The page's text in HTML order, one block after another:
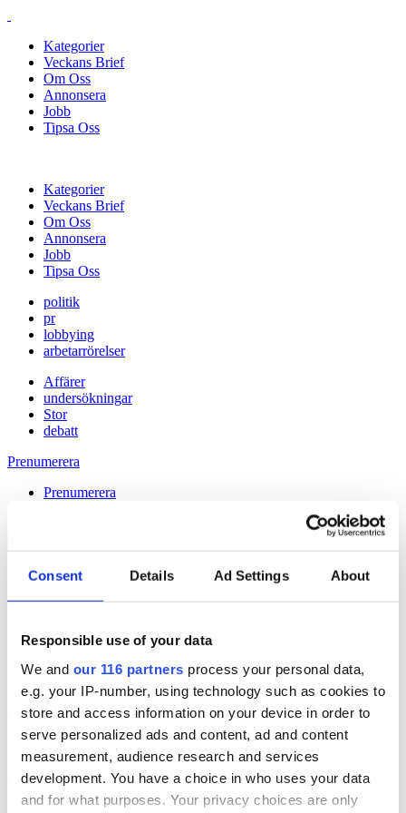
Consent Details Ad Settings About
Responsible use of your data
We and our 116 partners process your personal data,
e.g. your IP-number, using technology such as cookies to
store and access information on your device in order to
serve personalized ads and content, ad and content
measurement, audience research and services
development. You have a choice in who uses your data
and for what purposes. Your privacy choices are only
Kategorier
Veckans Brief
Om Oss
Annonsera
Jobb
Tipsa Oss
Kategorier
Veckans Brief
Om Oss
Annonsera
Jobb
Tipsa Oss
politik
pr
lobbying
arbetarrörelser
Affärer
undersökningar
Stor
debatt
Prenumerera
Prenumerera
berörs
Håll dig uppdaterad med
Veckans Brief!
Få exklusiv tillgång till Veckans Brief, den essentiella läsningen för
alla som driver opinionsbildning och samhällsförändring, genom en
prenumeration på Dagens Opinion.